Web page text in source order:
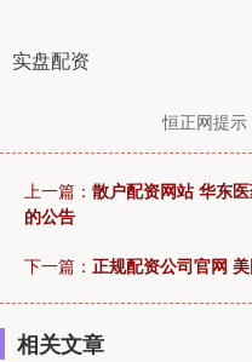
实盘配资
恒正网提示
上一篇： 散户配资网站 华东
的公告
下一篇： 正规配资公司官网
相关文章